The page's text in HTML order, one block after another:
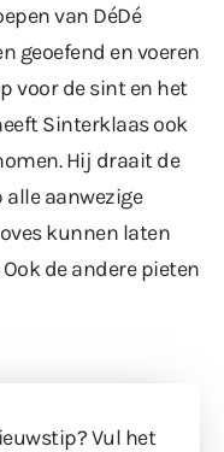
van DéDé
geoefend en voeren
voor de sint en het
Sinterklaas ook
Hij draait de
aanwezige
kunnen laten
de andere pieten
Vul het